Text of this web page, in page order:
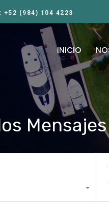
+52 (984) 104 4223
INICIO